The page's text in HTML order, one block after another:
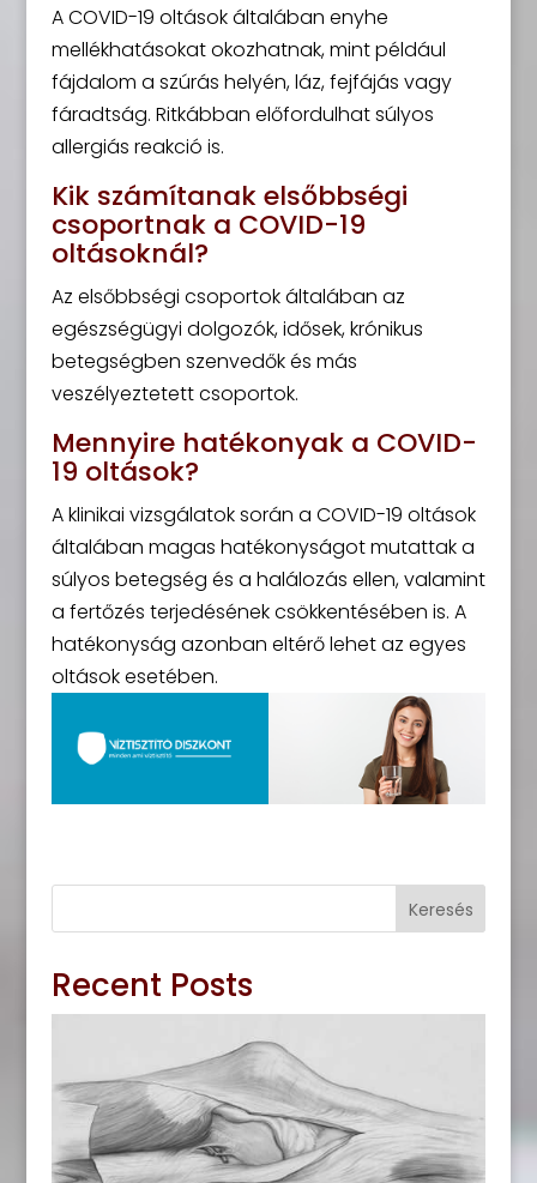
A COVID-19 oltások általában enyhe
mellékhatásokat okozhatnak, mint például
fájdalom a szúrás helyén, láz, fejfájás vagy
fáradtság. Ritkábban előfordulhat súlyos
allergiás reakció is.
Kik számítanak elsőbbségi
csoportnak a COVID-19
oltásoknál?
Az elsőbbségi csoportok általában az
egészségügyi dolgozók, idősek, krónikus
betegségben szenvedők és más
veszélyeztetett csoportok.
Mennyire hatékonyak a COVID-
19 oltások?
A klinikai vizsgálatok során a COVID-19 oltások
általában magas hatékonyságot mutattak a
súlyos betegség és a halálozás ellen, valamint
a fertőzés terjedésének csökkentésében is. A
hatékonyság azonban eltérő lehet az egyes
oltások esetében.
Keresés
Recent Posts